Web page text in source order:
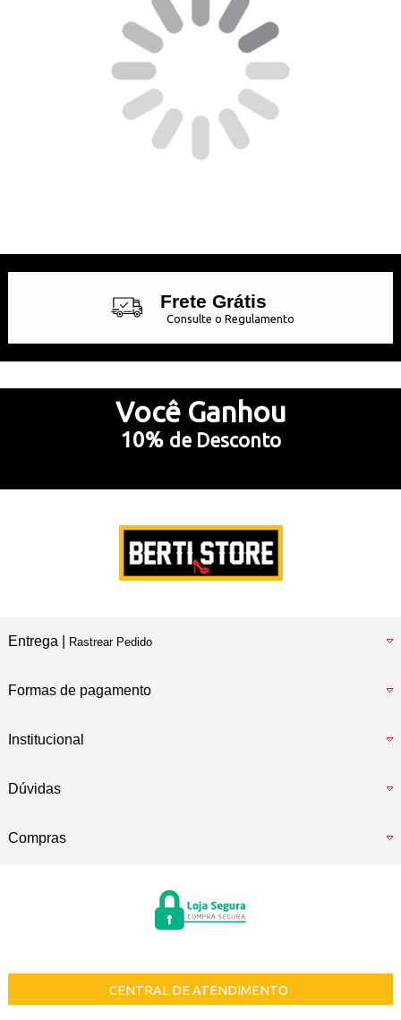
Frete Grátis
Consulte o Regulamento
no Cartão de Crédito
5% Desconto
Você Ganhou
10% de Desconto
Entrega | Rastrear Pedido
Formas de pagamento
Institucional
Dúvidas
Compras
CENTRAL DE ATENDIMENTO